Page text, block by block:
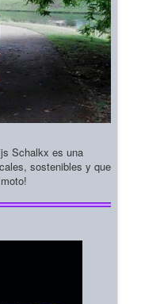
Schalkx es una
sostenibles y que